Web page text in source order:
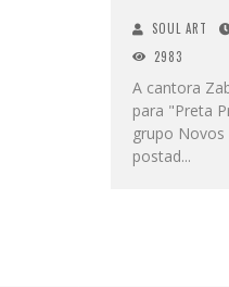
SOUL ART
2983
A cantora
para "Preta
grupo
postad...